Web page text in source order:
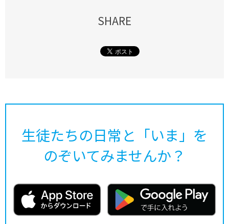
SHARE
生徒たちの日常と「いま」を
のぞいてみませんか？